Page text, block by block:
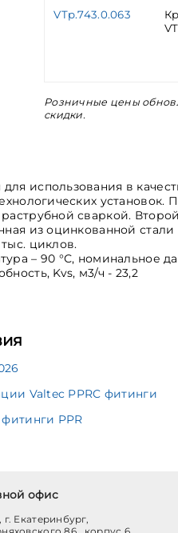
VTp.743.0.063
Розничные цены
скидки.
использования в
сваркой.
из оцинкованной
циклов.
– 90 °С, номинальное
Kvs, м3/ч - 23,2
Valtec PPRC фитинги
PPR
офис
г. Екатеринбург,